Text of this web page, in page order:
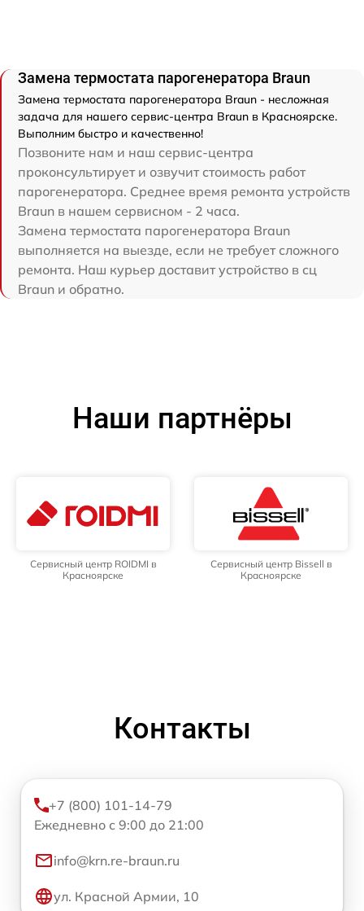
Замена термостата парогенератора Braun
Замена термостата парогенератора Braun - несложная
задача для нашего сервис-центра Braun в Красноярске.
Выполним быстро и качественно!
Позвоните нам и наш сервис-центра
проконсультирует и озвучит стоимость работ
парогенератора. Среднее время ремонта устройств
Braun в нашем сервисном - 2 часа.
Замена термостата парогенератора Braun
выполняется на выезде, если не требует сложного
ремонта. Наш курьер доставит устройство в сц
Braun и обратно.
Наши партнёры
Сервисный центр ROIDMI в
Красноярске
Сервисный центр Bissell в
Красноярске
Контакты
+7 (800) 101-14-79
Ежедневно с 9:00 до 21:00
info@krn.re-braun.ru
ул. Красной Армии, 10